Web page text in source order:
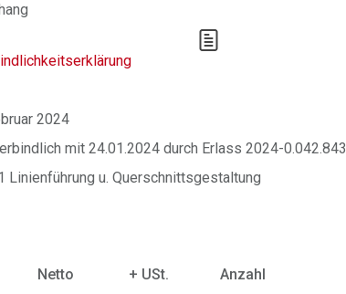
2024
mit 24.01.2024 durch Erlass 2024-0.042.843
Linienführung u. Querschnittsgestaltung
Netto + USt. Anzahl